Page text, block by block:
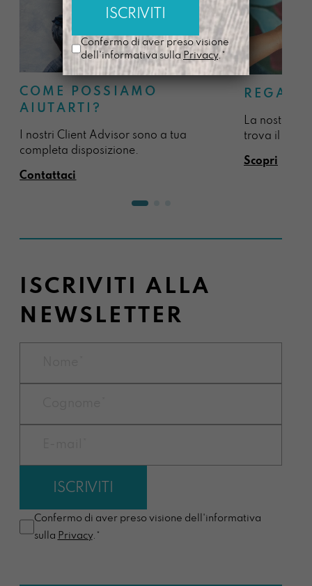
COME POSSIAMO
AIUTARTI?
I nostri Client Advisor sono a tua
completa disposizione.
Contattaci
La nostra
trova il
Scopri
ISCRIVITI ALLA
NEWSLETTER
Confermo di aver preso visione dell'informativa
sulla Privacy.*
Confermo di aver preso visione
dell'informativa sulla Privacy.*